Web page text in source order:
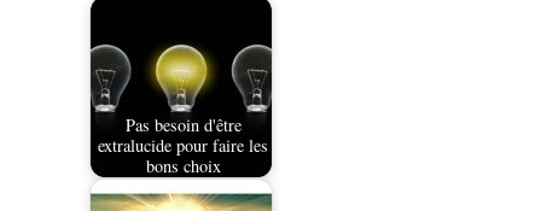
Pas besoin d'être
extralucide pour faire les
bons choix